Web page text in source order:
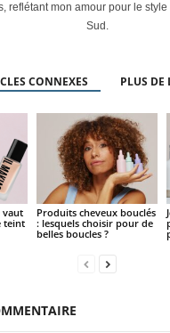
reflétant mon amour pour le
Sud.
CONNEXES PLUS DE
vaut
teint
Produits cheveux bouclés
: lesquels choisir pour de
belles boucles ?